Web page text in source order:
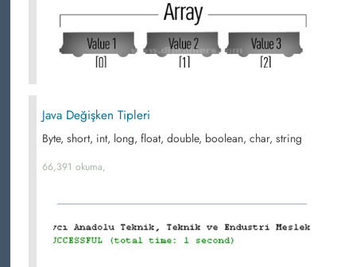
Java Değişken Tipleri
Byte, short, int, long, float, double, boolean, char, string
66,391 okuma,